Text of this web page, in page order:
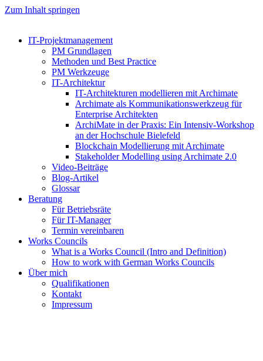
Zum Inhalt springen
IT-Projektmanagement
PM Grundlagen
Methoden und Best Practice
PM Werkzeuge
IT-Architektur
IT-Architekturen modellieren mit Archimate
Archimate als Kommunikationswerkzeug für
Enterprise Architekten
ArchiMate in der Praxis: Ein Intensiv-Workshop
an der Hochschule Bielefeld
Blockchain Modellierung mit Archimate
Stakeholder Modelling using Archimate 2.0
Video-Beiträge
Blog-Artikel
Glossar
Beratung
Für Betriebsräte
Für IT-Manager
Termin vereinbaren
Works Councils
What is a Works Council (Intro and Definition)
How to work with German Works Councils
Über mich
Qualifikationen
Kontakt
Impressum